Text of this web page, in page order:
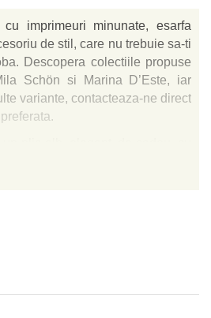
imprimeuri minunate, esarfa
de stil, care nu trebuie sa-ti
Descopera colectiile propuse
Schön si Marina D’Este, iar
variante, contacteaza-ne direct
in punguta alba cu logo-ul Tie-
produse in Italia din matase
Laura Biagiotti, Marina D’Este,